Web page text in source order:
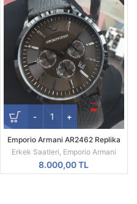
Emporio Armani AR2462 Replika
Erkek Kol Saati
Erkek Saatleri Emporio Armani
8.000,00TL